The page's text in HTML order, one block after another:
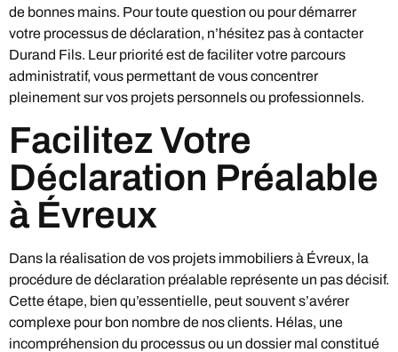
de bonnes mains. Pour toute question ou pour démarrer
votre processus de déclaration, n’hésitez pas à contacter
Durand Fils. Leur priorité est de faciliter votre parcours
administratif, vous permettant de vous concentrer
pleinement sur vos projets personnels ou professionnels.
Facilitez Votre
Déclaration Préalable
à Évreux
Dans la réalisation de vos projets immobiliers à Évreux, la
procédure de déclaration préalable représente un pas décisif.
Cette étape, bien qu’essentielle, peut souvent s’avérer
complexe pour bon nombre de nos clients. Hélas, une
incompréhension du processus ou un dossier mal constitué